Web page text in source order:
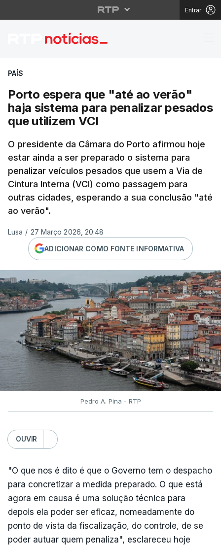
Entrar
Porto espera que
PAÍS
Porto espera que "até ao verão"
haja sistema para penalizar pesados
que utilizem VCI
O presidente da Câmara do Porto afirmou hoje
estar ainda a ser preparado o sistema para
penalizar veículos pesados que usem a Via de
Cintura Interna (VCI) como passagem para
outras cidades, esperando a sua conclusão "até
ao verão".
Lusa / 27 Março 2026, 20:48
ADICIONAR COMO FONTE INFORMATIVA
Pedro A. Pina - RTP
OUVIR
"O que nos é dito é que o Governo tem o despacho
para concretizar a medida preparado. O que está
agora em causa é uma solução técnica para
depois ela poder ser eficaz, nomeadamente do
ponto de vista da fiscalização, do controle, de se
poder autuar quem penaliza", esclareceu hoje